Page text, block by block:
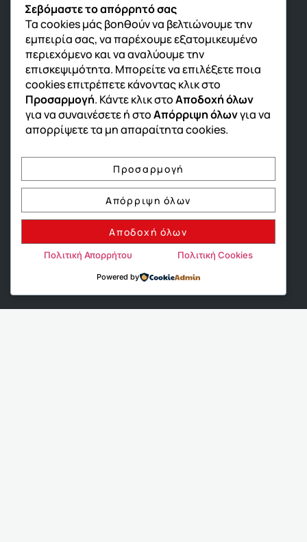
Σεβόμαστε το απόρρητό σας
Τα cookies μάς βοηθούν να βελτιώνουμε την
εμπειρία σας, να παρέχουμε εξατομικευμένο
περιεχόμενο και να αναλύουμε την
επισκεψιμότητα. Μπορείτε να επιλέξετε ποια
cookies επιτρέπετε κάνοντας κλικ στο
Προσαρμογή. Κάντε κλικ στοΑποδοχή όλων
για να συναινέσετε ή στοΑπόρριψη όλωνγια να
απορρίψετε τα μη απαραίτητα cookies.
Προσαρμογή
Απόρριψη όλων
Αποδοχή όλων
Πολιτική Απορρήτου Πολιτική Cookies
Powered by